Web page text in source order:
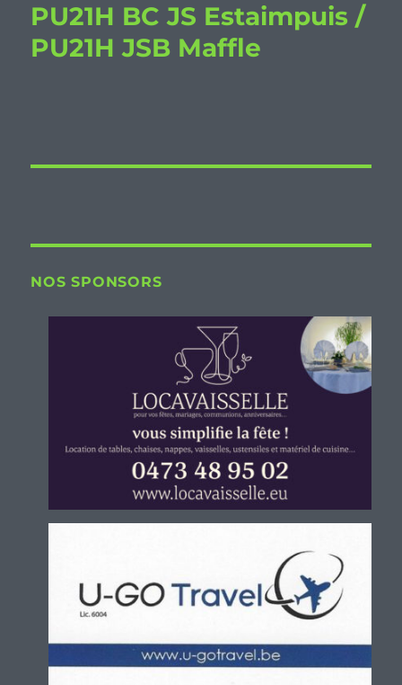
PU21H BC JS Estaimpuis /
PU21H JSB Maffle
NOS SPONSORS